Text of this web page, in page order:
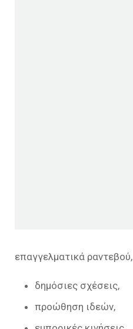
επαγγελματικά ραντεβού,
δημόσιες σχέσεις,
προώθηση ιδεών,